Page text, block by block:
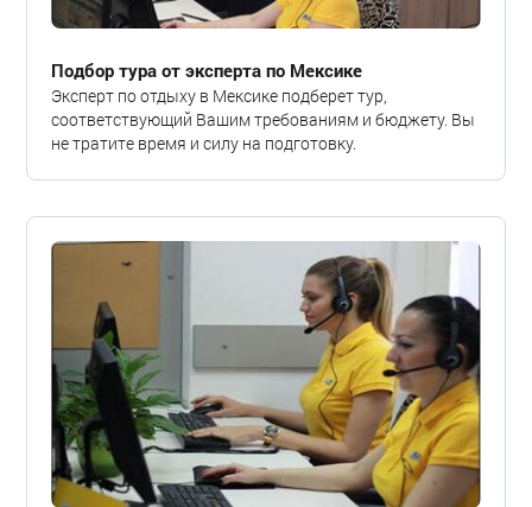
Подбор тура от эксперта по Мексике
Эксперт по отдыху в Мексике подберет тур,
соответствующий Вашим требованиям и бюджету. Вы
не тратите время и силу на подготовку.